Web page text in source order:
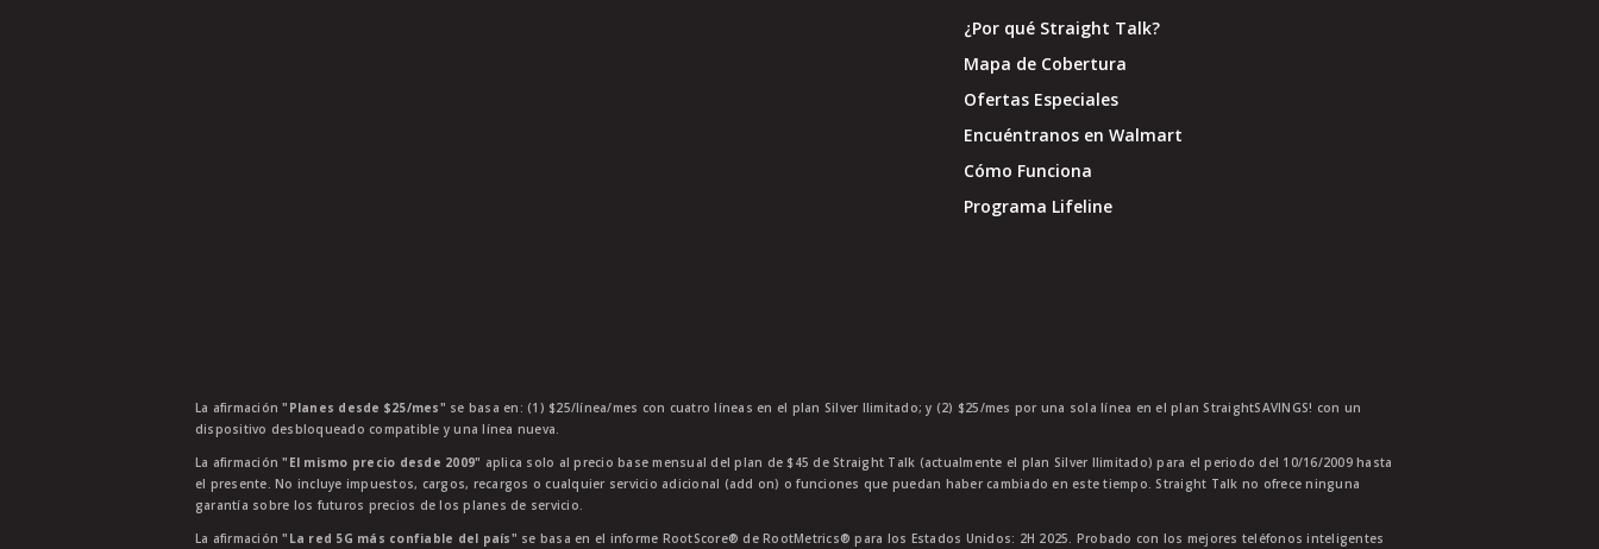
¿Por qué Straight Talk?
Mapa de Cobertura
Ofertas Especiales
Encuéntranos en Walmart
Cómo Funciona
Programa Lifeline
La afirmación"Planes desde $25/mes" se basa en: (1) $25/línea/mes con cuatro líneas en el plan Silver Ilimitado; y (2) $25/mes por una sola línea en el plan StraightSAVINGS! con un
dispositivo desbloqueado compatible y una línea nueva.
La afirmación"El mismo precio desde 2009" aplica solo al precio base mensual del plan de $45 de Straight Talk (actualmente el plan Silver Ilimitado) para el periodo del 10/16/2009 hasta
el presente. No incluye impuestos, cargos, recargos o cualquier servicio adicional (add on) o funciones que puedan haber cambiado en este tiempo. Straight Talk no ofrece ninguna
garantía sobre los futuros precios de los planes de servicio.
La afirmación"La red 5G más confiable del país" se basa en el informe RootScore® de RootMetrics® para los Estados Unidos: 2H 2025. Probado con los mejores teléfonos inteligentes